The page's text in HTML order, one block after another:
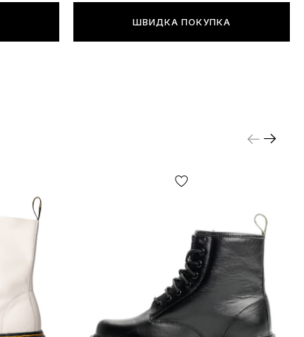
ШВИДКА ПОКУПКА